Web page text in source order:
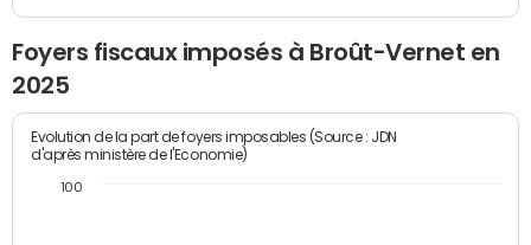
Foyers fiscaux imposés à Broût-Vernet en
2025
Evolution de la part de foyers imposables (Source : JDN
d'après ministère de l'Economie)
100